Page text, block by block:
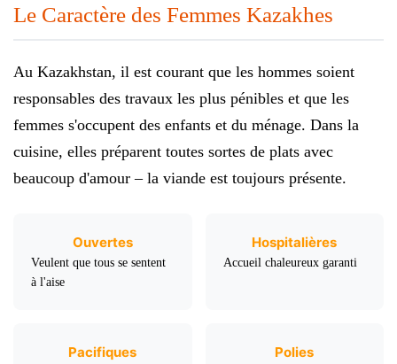
Le Caractère des Femmes Kazakhes
Au Kazakhstan, il est courant que les hommes soient
responsables des travaux les plus pénibles et que les
femmes s'occupent des enfants et du ménage. Dans la
cuisine, elles préparent toutes sortes de plats avec
beaucoup d'amour – la viande est toujours présente.
Ouvertes
Veulent que tous se sentent
à l'aise
Hospitalières
Accueil chaleureux garanti
Pacifiques Polies